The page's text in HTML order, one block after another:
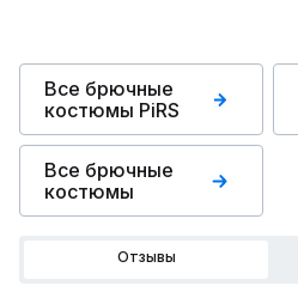
Все брючные
костюмы PiRS
Все брючные
костюмы
Отзывы